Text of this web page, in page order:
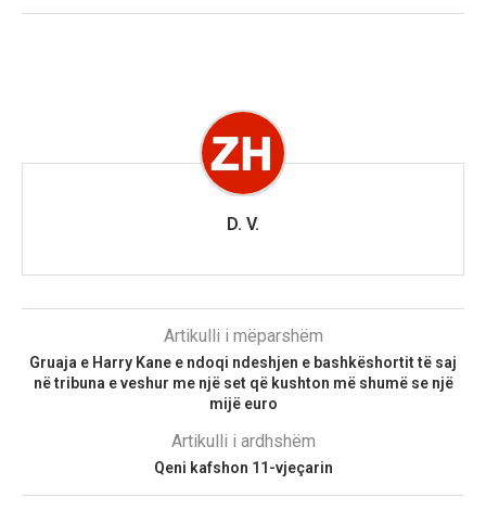
D. V.
Artikulli i mëparshëm
Gruaja e Harry Kane e ndoqi ndeshjen e bashkëshortit të saj
në tribuna e veshur me një set që kushton më shumë se një
mijë euro
Artikulli i ardhshëm
Qeni kafshon 11-vjeçarin